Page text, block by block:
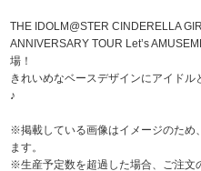
ラブライブ！サンシャイン‼
ラブライブ！スーパースター!!
THE IDOLM@STER CINDERELLA
ANNIVERSARY TOUR Let’s
場！
きれいめなベースデザインにアイド
♪
※掲載している画像はイメージのため
ます。
※生産予定数を超過した場合、ご注文